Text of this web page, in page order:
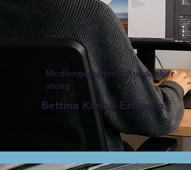
Mediengestalterin/Kundenber
atung
Bettina Kleine-Erfkamp